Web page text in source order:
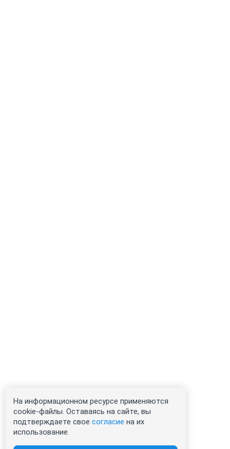
На информационном ресурсе применяются
cookie-файлы. Оставаясь на сайте, вы
подтверждаете свое согласие на их
использование.